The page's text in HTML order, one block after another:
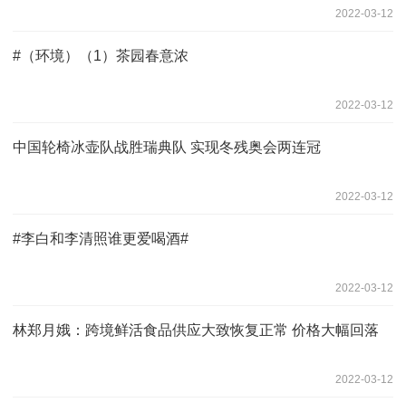
2022-03-12
#（环境）（1）茶园春意浓
2022-03-12
中国轮椅冰壶队战胜瑞典队 实现冬残奥会两连冠
2022-03-12
#李白和李清照谁更爱喝酒#
2022-03-12
林郑月娥：跨境鲜活食品供应大致恢复正常 价格大幅回落
2022-03-12